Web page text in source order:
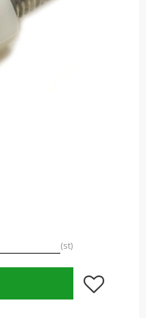
st
Lägg till i